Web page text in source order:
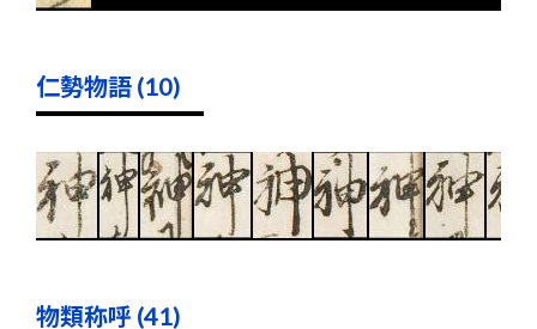
仁勢物語 (10)
物類称呼 (41)